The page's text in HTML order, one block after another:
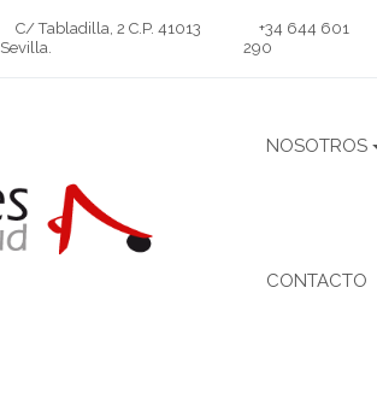
C/ Tabladilla, 2 C.P. 41013
Sevilla.
+34 644 601
290
NOSOTROS
CONTACTO